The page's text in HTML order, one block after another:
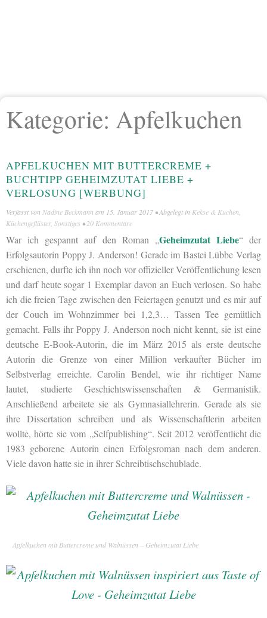
Kategorie: Apfelkuchen
APFELKUCHEN MIT BUTTERCREME +
BUCHTIPP GEHEIMZUTAT LIEBE +
VERLOSUNG [WERBUNG]
Verfasst von Nadine Beckmann am 15. Januar 2017 • Abgelegt in Kekse & Kuchen
Küchengeflüster, Sonstiges •20 Kommentare
War ich gespannt auf den Roman „Geheimzutat Liebe“ der
Erfolgsautorin Poppy J. Anderson! Gerade im Bastei Lübbe Verlag
erschienen, durfte ich ihn noch vor offizieller Veröffentlichung lesen
und darf heute sogar 1 Exemplar davon an Euch verlosen. So habe
ich die freien Tage zwischen den Feiertagen genutzt und es mir auf
der Couch im Wohnzimmer bei 1,2,3… Tassen Tee gemütlich
gemacht. Falls ihr Poppy J. Anderson noch nicht kennt, sie ist eine
deutsche E-Book-Autorin, die im März 2015 als erste deutsche
Autorin die Grenze von einer Million verkaufter Bücher im
Selbstverlag erreichte. Carolin Bendel, wie ihr richtiger Name
lautet, studierte Geschichtswissenschaften & Germanistik.
Anschließend arbeitete sie als Gymnasiallehrerin. Gerade als sie
ihre Dissertation schreiben und als Wissenschaftlerin arbeiten
wollte, hörte sie vom „Selfpublishing“. Seit 2012 veröffentlicht die
1983 geborene Autorin einen Erfolgsroman nach dem anderen.
Viele davon hatte sie in ihrer Schreibtischschublade.
Apfelkuchen mit Buttercreme und Walnüssen – Geheimzutat Liebe